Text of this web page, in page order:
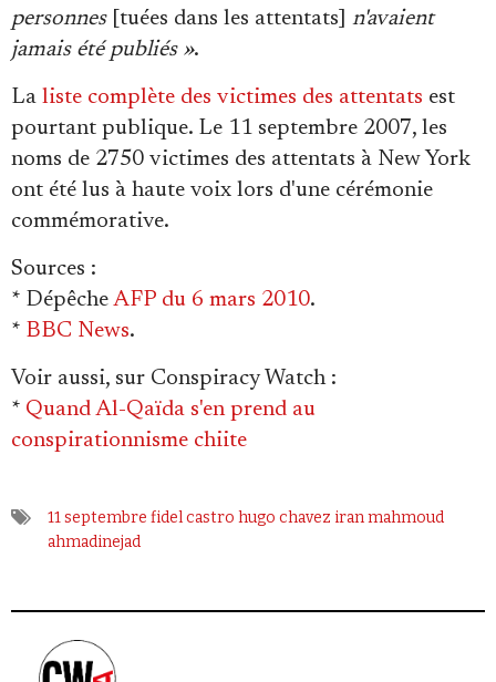
personnes[tuées dans les attentats] n'avaient
jamais été publiés ».
La liste complète des victimes des attentats est
pourtant publique. Le 11 septembre 2007, les
noms de 2750 victimes des attentats à New York
ont été lus à haute voix lors d'une cérémonie
commémorative.
Sources :
* Dépêche AFP du 6 mars 2010.
* BBC News.
Voir aussi, sur Conspiracy Watch:
* Quand Al-Qaïda s'en prend au
conspirationnisme chiite
11 septembre fidel castro hugo chavez iranmahmoud
ahmadinejad